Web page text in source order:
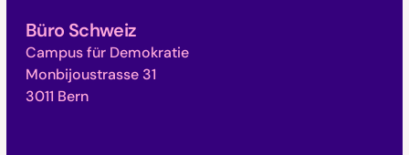
Büro Schweiz
Campus für Demokratie
Monbijoustrasse 31
3011 Bern